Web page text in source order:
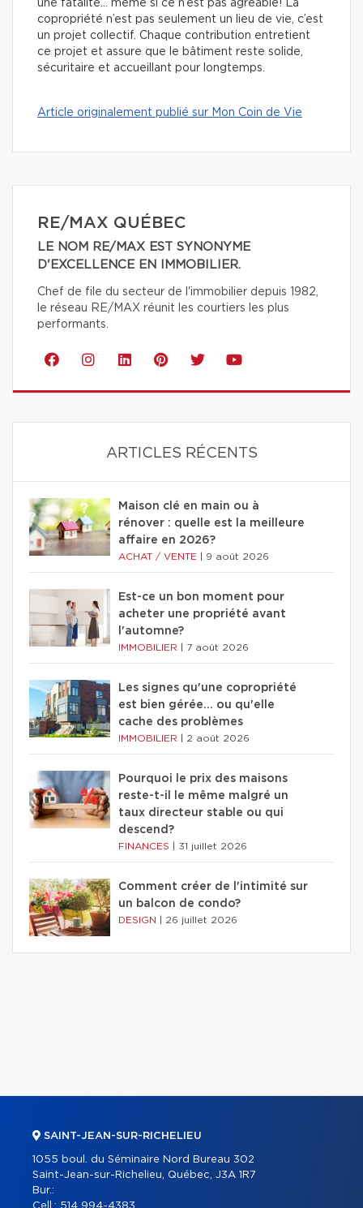
une fatalité… même si ce n’est pas agréable! La
copropriété n’est pas seulement un lieu de vie, c’est
un projet collectif. Chaque contribution entretient
ce projet et assure que le bâtiment reste solide,
sécuritaire et accueillant pour longtemps.
Article originalement publié sur Mon Coin de Vie
RE/MAX QUÉBEC
LE NOM RE/MAX EST SYNONYME
D'EXCELLENCE EN IMMOBILIER.
Chef de file du secteur de l'immobilier depuis 1982,
le réseau RE/MAX réunit les courtiers les plus
performants.
ARTICLES RÉCENTS
Maison clé en main ou à
rénover : quelle est la meilleure
affaire en 2026?
ACHAT / VENTE 9 août 2026
Est-ce un bon moment pour
acheter une propriété avant
l'automne?
IMMOBILIER 7 août 2026
Les signes qu'une copropriété
est bien gérée… ou qu'elle
cache des problèmes
IMMOBILIER 2 août 2026
Pourquoi le prix des maisons
reste-t-il le même malgré un
taux directeur stable ou qui
descend?
FINANCES 31 juillet 2026
Comment créer de l'intimité sur
un balcon de condo?
DESIGN 26 juillet 2026
SAINT-JEAN-SUR-RICHELIEU
1055 boul. du Séminaire Nord Bureau 302
Saint-Jean-sur-Richelieu, Québec, J3A 1R7
Bur.:
Cell.: 514 994-4383